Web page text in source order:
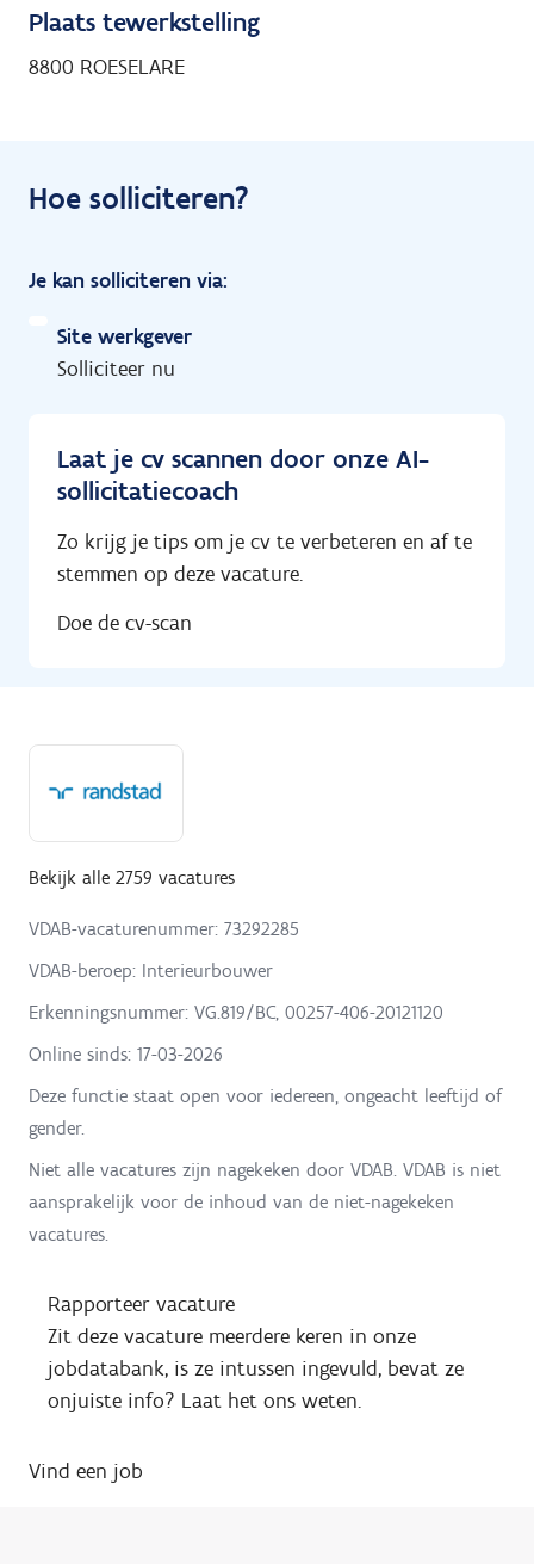
Plaats tewerkstelling
8800 ROESELARE
Hoe solliciteren?
Je kan solliciteren via:
Site werkgever
Solliciteer nu
Laat je cv scannen door onze AI-
sollicitatiecoach
Zo krijg je tips om je cv te verbeteren en af te
stemmen op deze vacature.
Doe de cv-scan
Bekijk alle 2759 vacatures
VDAB-vacaturenummer: 73292285
VDAB-beroep: Interieurbouwer
Erkenningsnummer: VG.819/BC, 00257-406-20121120
Online sinds: 17-03-2026
Deze functie staat open voor iedereen, ongeacht leeftijd of
gender.
Niet alle vacatures zijn nagekeken door VDAB. VDAB is niet
aansprakelijk voor de inhoud van de niet-nagekeken
vacatures.
Rapporteer vacature
Zit deze vacature meerdere keren in onze
jobdatabank, is ze intussen ingevuld, bevat ze
onjuiste info? Laat het ons weten.
Vind een job